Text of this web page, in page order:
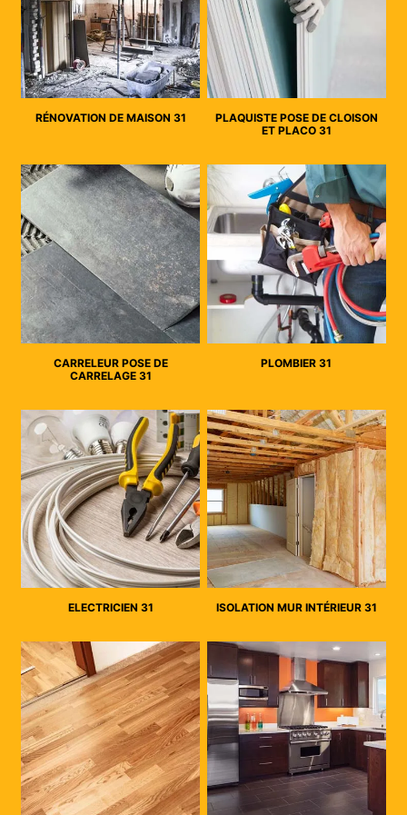
RÉNOVATION DE MAISON 31
PLAQUISTE POSE DE CLOISON
ET PLACO 31
CARRELEUR POSE DE
CARRELAGE 31
PLOMBIER 31
ELECTRICIEN 31 ISOLATION MUR INTÉRIEUR 31